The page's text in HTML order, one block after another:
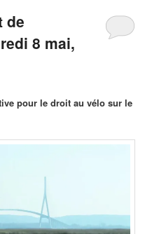
de
8 mai,
pour le droit au vélo sur le